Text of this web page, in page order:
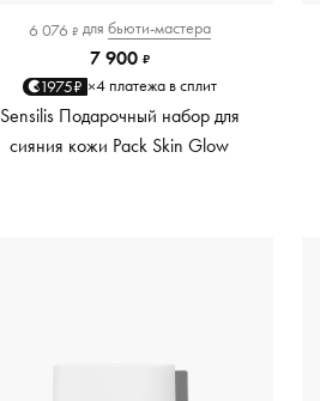
6 076 ₽ для бьюти-мастера
7 900 ₽
1975₽ ×4 платежа в сплит
Sensilis Подарочный набор для
сияния кожи Pack Skin Glow